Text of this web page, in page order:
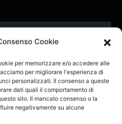
Cookie
per memorizzare e/o accedere alle
per migliorare l'esperienza di
personalizzati. Il consenso a queste
dati quali il comportamento di
sito. Il mancato consenso o la
negativamente su alcune
è la pittura della voce.” -